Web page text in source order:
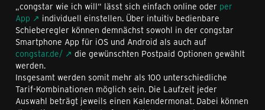
„congstar wie ich will“ lässt sich einfach online oder per
App
individuell einstellen. Über intuitiv bedienbare
Schieberegler können demnächst sowohl in der congstar
Smartphone App für iOS und Android als auch auf
congstar.de/
die gewünschten Postpaid Optionen gewählt
werden.
Insgesamt werden somit mehr als 100 unterschiedliche
Tarif-Kombinationen möglich sein. Die Laufzeit jeder
Auswahl beträgt jeweils einen Kalendermonat. Dabei können